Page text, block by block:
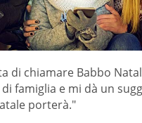
di chiamare Babbo
famiglia e mi dà un
porterà."